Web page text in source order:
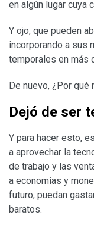
en algún lugar cuya
Y ojo, que pueden
incorporando a sus
temporales en más
De nuevo, ¿Por qué
Dejó de ser
Y para hacer esto,
a aprovechar la
de trabajo y las
a economías y
futuro, puedan
baratos.